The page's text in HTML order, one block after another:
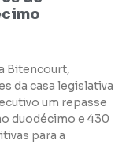
Bitencourt,
da casa legislativa
um repasse
duodécimo e 430
para a